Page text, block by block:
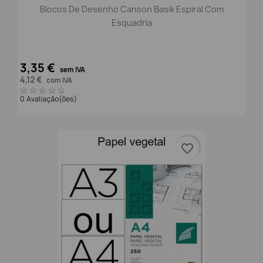
Blocos De Desenho Canson Basik Espiral Com
Esquadria
3,35 € sem IVA
4,12 € com IVA
0 Avaliação(ões)
favorite_border